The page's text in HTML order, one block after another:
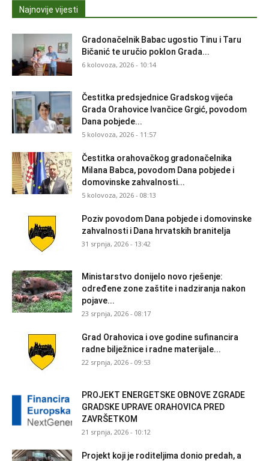
Najnovije vijesti
Gradonačelnik Babac ugostio Tinu i Taru
Bičanić te uručio poklon Grada...
6 kolovoza, 2026 - 10:14
Čestitka predsjednice Gradskog vijeća
Grada Orahovice Ivančice Grgić, povodom
Dana pobjede...
5 kolovoza, 2026 - 11:57
Čestitka orahovačkog gradonačelnika
Milana Babca, povodom Dana pobjede i
domovinske zahvalnosti...
5 kolovoza, 2026 - 08:13
Poziv povodom Dana pobjede i domovinske
zahvalnosti i Dana hrvatskih branitelja
31 srpnja, 2026 - 13:42
Ministarstvo donijelo novo rješenje:
određene zone zaštite i nadziranja nakon
pojave...
23 srpnja, 2026 - 08:17
Grad Orahovica i ove godine sufinancira
radne bilježnice i radne materijale...
22 srpnja, 2026 - 09:53
PROJEKT ENERGETSKE OBNOVE ZGRADE
GRADSKE UPRAVE ORAHOVICA PRED
ZAVRŠETKOM
21 srpnja, 2026 - 10:12
Projekt koji je roditeljima donio predah, a